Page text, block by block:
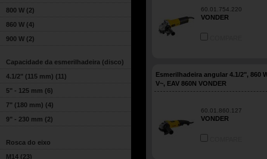
800 W (2)
860 W (4)
900 W (2)
Capacidade da esmerilhadeira (disco)
4.1/2" (115 mm) (11)
5" - 125 mm (6)
7" (180 mm) (4)
9" - 230 mm (2)
Rosca do eixo
M14 (23)
60.01.754.220
VONDER
Esmerilhadeira angular 4.1/2", 860
V~, EAV 860N VONDER
60.01.860.127
VONDER